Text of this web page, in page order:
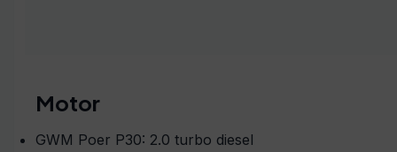
Motor
GWM Poer P30: 2.0 turbo diesel